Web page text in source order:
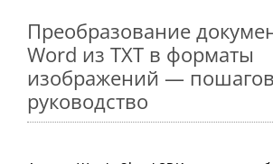
Преобразование
Word из TXT в форматы
изображений —
руководство